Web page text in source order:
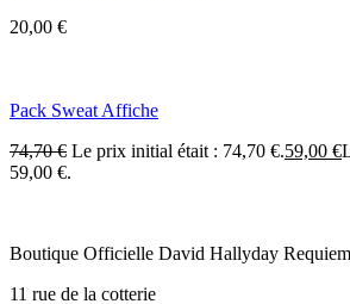
20,00 €
Pack Sweat Affiche
74,70€ Le prix initial était : 74,70 €.59,00 €
59,00 €.
Boutique Officielle David Hallyday
11 rue de la cotterie